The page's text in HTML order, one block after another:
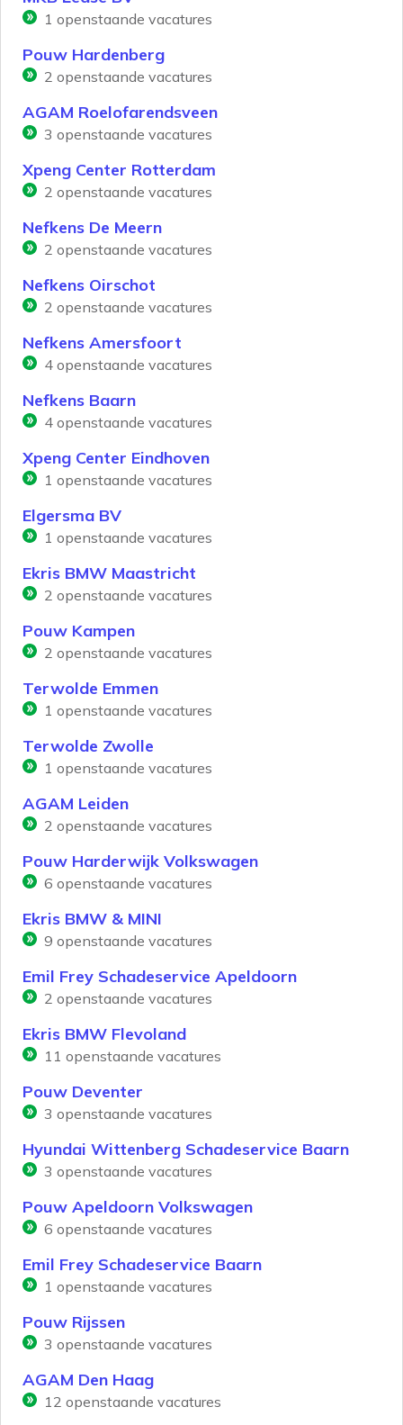
1 openstaande vacatures
Pouw Hardenberg
2 openstaande vacatures
AGAM Roelofarendsveen
3 openstaande vacatures
Xpeng Center Rotterdam
2 openstaande vacatures
Nefkens De Meern
2 openstaande vacatures
Nefkens Oirschot
2 openstaande vacatures
Nefkens Amersfoort
4 openstaande vacatures
Nefkens Baarn
4 openstaande vacatures
Xpeng Center Eindhoven
1 openstaande vacatures
Elgersma BV
1 openstaande vacatures
Ekris BMW Maastricht
2 openstaande vacatures
Pouw Kampen
2 openstaande vacatures
Terwolde Emmen
1 openstaande vacatures
Terwolde Zwolle
1 openstaande vacatures
AGAM Leiden
2 openstaande vacatures
Pouw Harderwijk Volkswagen
6 openstaande vacatures
Ekris BMW & MINI
9 openstaande vacatures
Emil Frey Schadeservice Apeldoorn
2 openstaande vacatures
Ekris BMW Flevoland
11 openstaande vacatures
Pouw Deventer
3 openstaande vacatures
Hyundai Wittenberg Schadeservice Baarn
3 openstaande vacatures
Pouw Apeldoorn Volkswagen
6 openstaande vacatures
Emil Frey Schadeservice Baarn
1 openstaande vacatures
Pouw Rijssen
3 openstaande vacatures
AGAM Den Haag
12 openstaande vacatures